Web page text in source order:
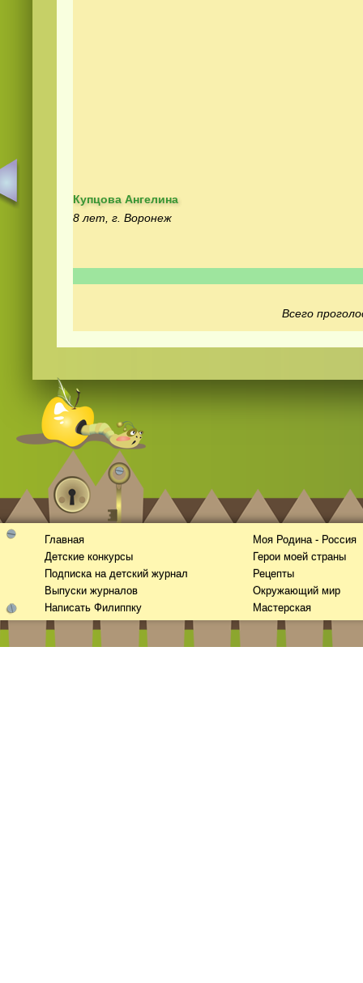
Купцова Ангелина
8 лет, г. Воронеж
Всего
Главная
Детские конкурсы
Подписка на детский журнал
Выпуски журналов
Написать Филиппку
Моя Родина - Россия
Герои моей страны
Рецепты
Окружающий мир
Мастерская
Смотреть видео